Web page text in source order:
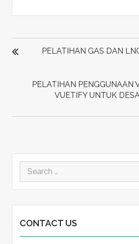
POST
NAVIGATIONPELATIHAN GAS DAN
PELATIHAN PENGGUNAAN
VUETIFY UNTUK
Search
for:
CONTACT US